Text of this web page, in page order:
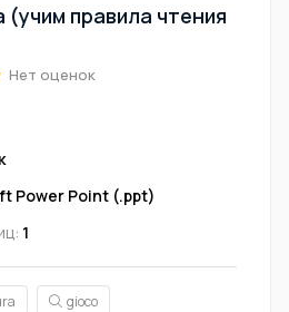
правила чтения
Нет оценок
Power Point (.ppt)
1
gioco